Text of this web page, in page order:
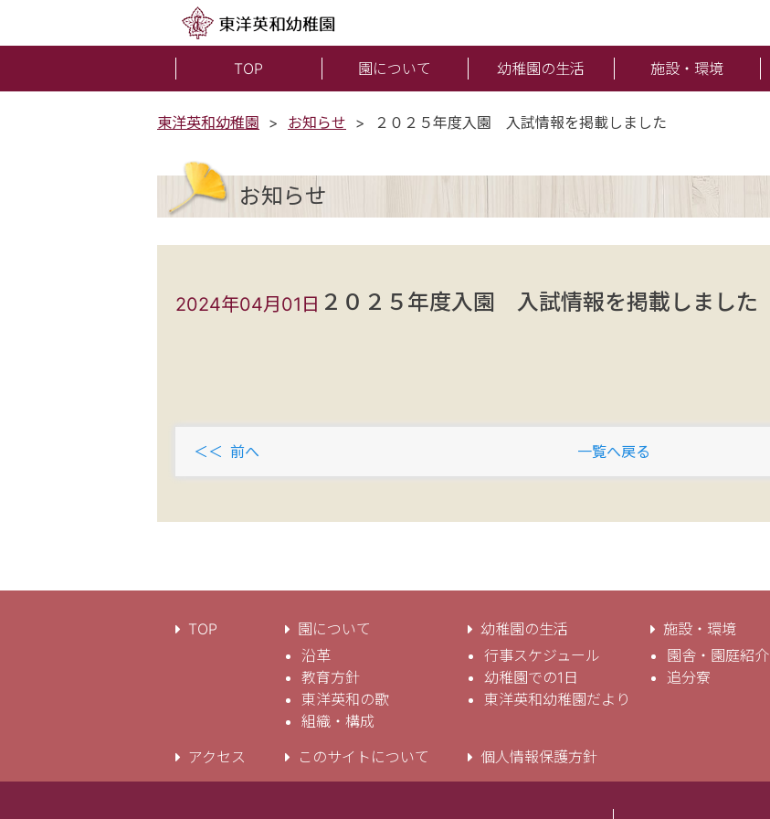
TOP 園について 幼稚園の生活 施設・環境
東洋英和幼稚園 お知らせ ２０２５年度入園 入試情報を掲載しました
お知らせ
2024年04月01日 ２０２５年度入園 入試情報を掲載しました
前へ 一覧へ戻る
TOP
園について
沿革
教育方針
東洋英和の歌
組織・構成
幼稚園の生活
行事スケジュール
幼稚園での1日
東洋英和幼稚園だより
施設・環境
園舎・園庭紹介
追分寮
アクセス このサイトについて 個人情報保護方針